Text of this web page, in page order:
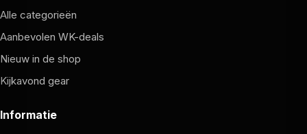
Alle categorieën
Aanbevolen WK-deals
Nieuw in de shop
Kijkavond gear
Informatie